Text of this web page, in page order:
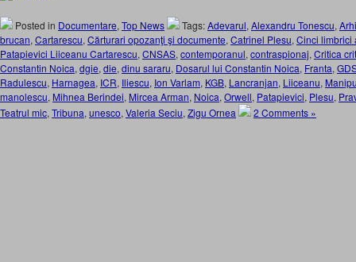
Posted in Documentare, Top News Tags:Adevarul, Alexandru Tonescu,
brucan, Cartarescu, Cărturari opozanţi şi documente, Catrinel Plesu, Cinci limbrici
Patapievici Liiceanu Cartarescu, CNSAS, contemporanul, contraspionaj, Critica
Constantin Noica, dgie, die, dinu sararu, Dosarul lui Constantin Noica, Franta,
Radulescu, Harnagea, ICR, Iliescu, Ion Varlam, KGB, Lancranjan, Liiceanu,
manolescu, Mihnea Berindei, Mircea Arman, Noica, Orwell, Patapievici, Plesu,
Teatrul mic, Tribuna, unesco, Valeria Seciu, Zigu Ornea 2 Comments »